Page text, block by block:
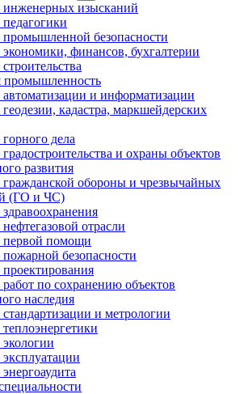
инженерных изысканий
промышленной безопасности
финансов, бухгалтерии
промышленность
и информатизации
кадастра, маркшейдерских
дела
и охраны объектов
развития
гражданской обороны и чрезвычайных
(ГО и ЧС)
отрасли
первой помощи
безопасности
по сохранению объектов
наследия
и метрологии